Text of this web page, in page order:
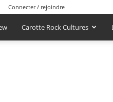
Connecter / rejoindre
Carotte Rock Cultures